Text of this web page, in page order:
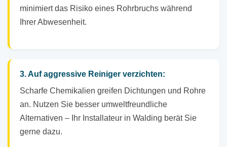
minimiert das Risiko eines Rohrbruchs während
Ihrer Abwesenheit.
3. Auf aggressive Reiniger verzichten:
Scharfe Chemikalien greifen Dichtungen und Rohre
an. Nutzen Sie besser umweltfreundliche
Alternativen – Ihr Installateur in Walding berät Sie
gerne dazu.